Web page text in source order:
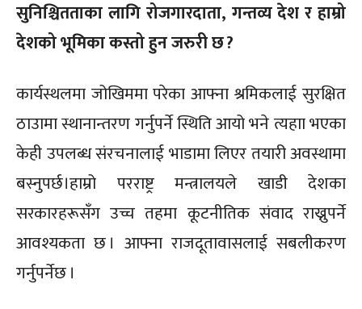
सुनिश्चितताका लागि रोजगारदाता, गन्तव्य देश र हाम्रो
देशको भूमिका कस्तो हुन जरुरी छ ?
कार्यस्थलमा जोखिममा परेका आफ्ना श्रमिकलाई सुरक्षित
ठाउामा स्थानान्तरण गर्नुपर्ने स्थिति आयो भने त्यहाा भएका
केही उपलब्ध संरचनालाई भाडामा लिएर तयारी अवस्थामा
बस्नुपर्छ।हाम्रो परराष्ट्र मन्त्रालयले खाडी देशका
सरकारहरूसँग उच्च तहमा कूटनीतिक संवाद राख्नुपर्ने
आवश्यकता छ । आफ्ना राजदूतावासलाई सबलीकरण
गर्नुपर्नेछ ।